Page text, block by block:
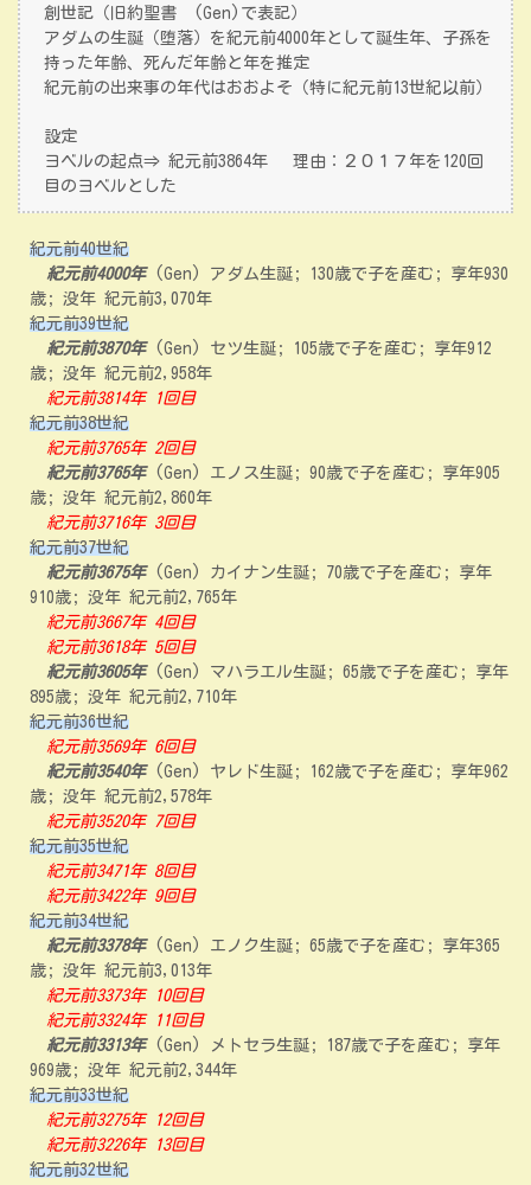
創世記（旧約聖書 (Gen)で表記）
アダムの生誕（堕落）を紀元前4000年として誕生年、子孫を
持った年齢、死んだ年齢と年を推定
紀元前の出来事の年代はおおよそ（特に紀元前13世紀以前）
設定
ヨベルの起点⇒ 紀元前3864年 理由：２０１７年を120回
目のヨベルとした
紀元前40世紀
紀元前4000年 (Gen) アダム生誕; 130歳で子を産む; 享年930
歳; 没年 紀元前3,070年
紀元前39世紀
紀元前3870年 (Gen) セツ生誕; 105歳で子を産む; 享年912
歳; 没年 紀元前2,958年
紀元前3814年 1回目
紀元前38世紀
紀元前3765年 2回目
紀元前3765年 (Gen) エノス生誕; 90歳で子を産む; 享年905
歳; 没年 紀元前2,860年
紀元前3716年 3回目
紀元前37世紀
紀元前3675年 (Gen) カイナン生誕; 70歳で子を産む; 享年
910歳; 没年 紀元前2,765年
紀元前3667年 4回目
紀元前3618年 5回目
紀元前3605年 (Gen) マハラエル生誕; 65歳で子を産む; 享年
895歳; 没年 紀元前2,710年
紀元前36世紀
紀元前3569年 6回目
紀元前3540年 (Gen) ヤレド生誕; 162歳で子を産む; 享年962
歳; 没年 紀元前2,578年
紀元前3520年 7回目
紀元前35世紀
紀元前3471年 8回目
紀元前3422年 9回目
紀元前34世紀
紀元前3378年 (Gen) エノク生誕; 65歳で子を産む; 享年365
歳; 没年 紀元前3,013年
紀元前3373年 10回目
紀元前3324年 11回目
紀元前3313年 (Gen) メトセラ生誕; 187歳で子を産む; 享年
969歳; 没年 紀元前2,344年
紀元前33世紀
紀元前3275年 12回目
紀元前3226年 13回目
紀元前32世紀